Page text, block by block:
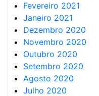
Fevereiro 2021
Janeiro 2021
Dezembro 2020
Novembro 2020
Outubro 2020
Setembro 2020
Agosto 2020
Julho 2020